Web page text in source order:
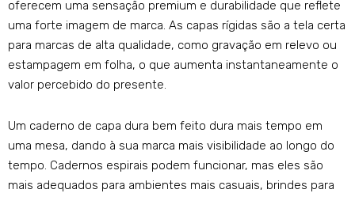
oferecem uma sensação premium e durabilidade que reflete
uma forte imagem de marca. As capas rígidas são a tela certa
para marcas de alta qualidade, como gravação em relevo ou
estampagem em folha, o que aumenta instantaneamente o
valor percebido do presente.
Um caderno de capa dura bem feito dura mais tempo em
uma mesa, dando à sua marca mais visibilidade ao longo do
tempo. Cadernos espirais podem funcionar, mas eles são
mais adequados para ambientes mais casuais, brindes para